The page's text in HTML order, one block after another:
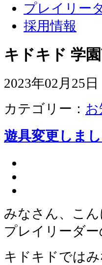
プレイリー
採用情報
キドキド 学
2023年02月25日
カテゴリー：
遊具変更しまし
みなさん、こん
プレイリーダ
キドキドでは